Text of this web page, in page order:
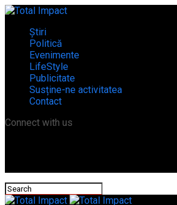
Știri
Politică
Evenimente
LifeStyle
Publicitate
Susține-ne activitatea
Contact
Connect with us